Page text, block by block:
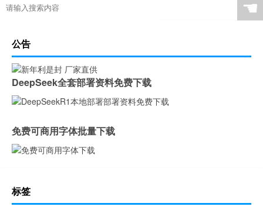
☚
公告
DeepSeek全套部署资料免费下载
免费可商用字体批量下载
标签